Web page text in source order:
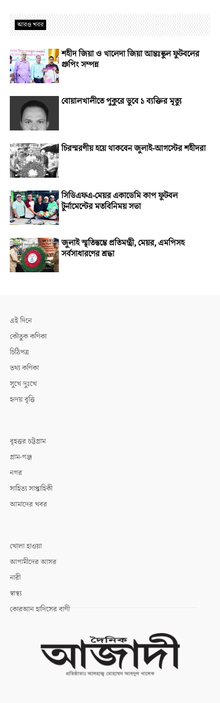
আরও খবর
শহীদ জিয়া ও খালেদা জিয়া আন্তঃস্কুল ফুটবলের
গ্রুপিং সম্পন্ন
বোয়ালখালীতে পুকুরে ডুবে ১ ব্যক্তির মৃত্যু
চিরস্মরণীয় হয়ে থাকবেন জুলাই-আগস্টের শহীদরা
সিডিএফএ-মেয়র একাডেমি কাপ ফুটবল
টুর্নামেন্টের মতবিনিময় সভা
জুলাই স্মৃতিস্তম্ভে প্রতিমন্ত্রী, মেয়র, এমপিসহ
সর্বসাধারণের শ্রদ্ধা
এই দিনে
কৌতুক কণিকা
চিঠিপত্র
তথ্য কণিকা
সুখে দুঃখে
হৃদয় বৃত্তি
বৃহত্তর চট্টগ্রাম
গ্রাম-গঞ্জ
নগর
সাহিত্য সাপ্তাহিকী
আমাদের খবর
খোলা হাওয়া
আগামীদের আসর
নারী
স্বাস্থ্য
কোরআন হাদিসের বাণী